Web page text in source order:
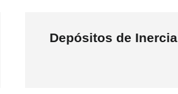
Depósitos de Inercia